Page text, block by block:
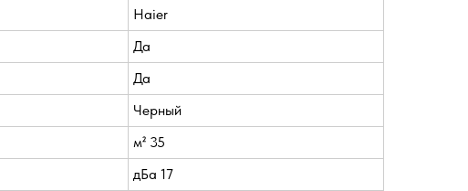
Haier
Да
Да
Черный
м² 35
дБа 17